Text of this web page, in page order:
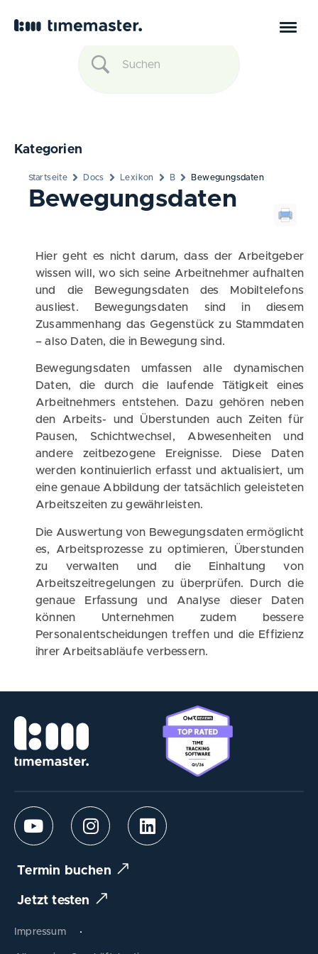
Kategorien
Startseite Docs Lexikon B Bewegungsdaten
Bewegungsdaten
Hier geht es nicht darum, dass der Arbeitgeber
wissen will, wo sich seine Arbeitnehmer aufhalten
und die Bewegungsdaten des Mobiltelefons
ausliest. Bewegungsdaten sind in diesem
Zusammenhang das Gegenstück zu Stammdaten
– also Daten, die in Bewegung sind.
Bewegungsdaten umfassen alle dynamischen
Daten, die durch die laufende Tätigkeit eines
Arbeitnehmers entstehen. Dazu gehören neben
den Arbeits- und Überstunden auch Zeiten für
Pausen, Schichtwechsel, Abwesenheiten und
andere zeitbezogene Ereignisse. Diese Daten
werden kontinuierlich erfasst und aktualisiert, um
eine genaue Abbildung der tatsächlich geleisteten
Arbeitszeiten zu gewährleisten.
Die Auswertung von Bewegungsdaten ermöglicht
es, Arbeitsprozesse zu optimieren, Überstunden
zu verwalten und die Einhaltung von
Arbeitszeitregelungen zu überprüfen. Durch die
genaue Erfassung und Analyse dieser Daten
können Unternehmen zudem bessere
Personalentscheidungen treffen und die Effizienz
ihrer Arbeitsabläufe verbessern.
Termin buchen
Jetzt testen
Impressum